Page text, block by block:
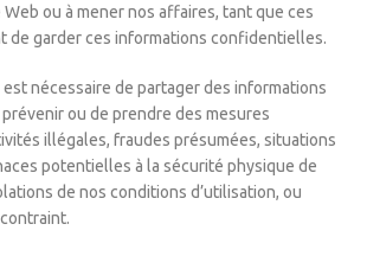
ou à mener nos affaires, tant que ces
de garder ces informations confidentielles.
est nécessaire de partager des informations
ou de prendre des mesures
illégales, fraudes présumées, situations
potentielles à la sécurité physique de
de nos conditions d’utilisation, ou